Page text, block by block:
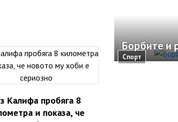
Калифа пробяга 8
и показа, че
Спорт
Борбите и